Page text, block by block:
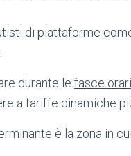
di piattaforme
durante le fasce
a tariffe dinamiche
è la zona in